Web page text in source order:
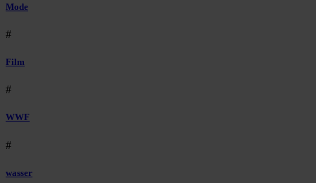
Mode
#
Film
#
WWF
#
wasser